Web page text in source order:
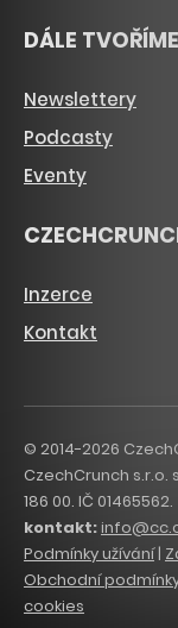
DÁLE TVOŘÍME
Newslettery
Podcasty
Eventy
Inzerce
Kontakt
© 2014-2026
CzechCrunch s.r.o.
186 00. IČ 01465562.
kontakt:
Podmínky užívání|
Obchodní
cookies